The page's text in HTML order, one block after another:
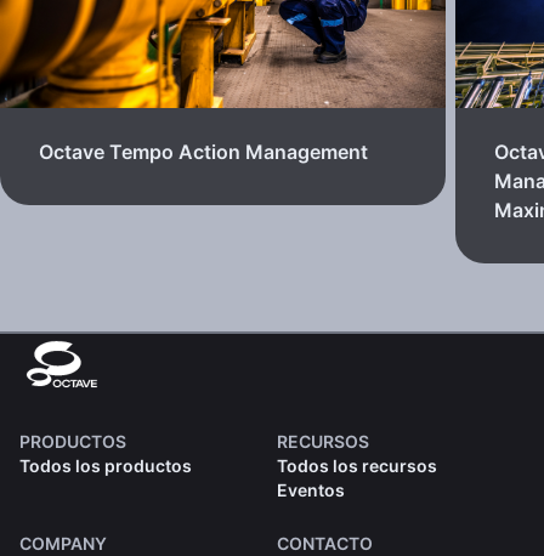
Octave Tempo Action Management
PRODUCTOS
Todos los productos
RECURSOS
Todos los recursos
Eventos
COMPANY CONTACTO